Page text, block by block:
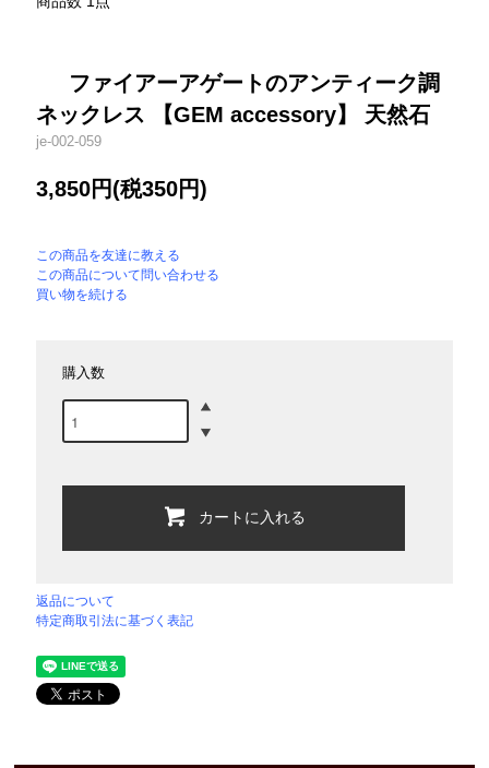
ファイアーアゲートのアンティーク調
ネックレス 【GEM accessory】 天然石
je-002-059
3,850円(税350円)
この商品を友達に教える
この商品について問い合わせる
買い物を続ける
購入数
カートに入れる
返品について
特定商取引法に基づく表記